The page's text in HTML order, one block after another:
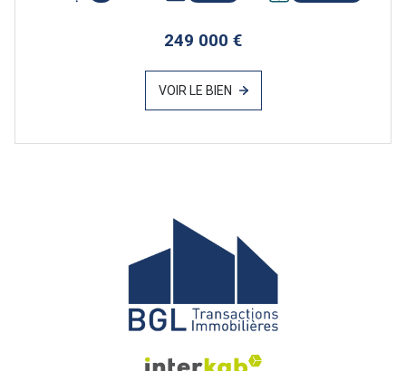
249 000 €
VOIR LE BIEN